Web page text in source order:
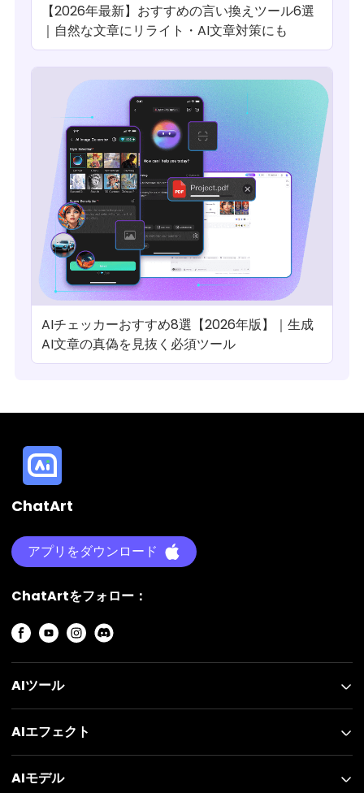
【2026年最新】おすすめの言い換えツール6選
｜自然な文章にリライト・AI文章対策にも
AIチェッカーおすすめ8選【2026年版】｜生成
AI文章の真偽を見抜く必須ツール
ChatArt
アプリをダウンロード
ChatArtをフォロー：
AIツール
AIエフェクト
AIモデル